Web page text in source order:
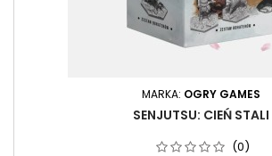
MARKA: OGRY GAMES
SENJUTSU: CIEŃ STALI
(0)